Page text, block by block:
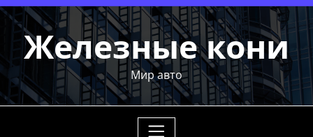
Железные кони
Мир авто